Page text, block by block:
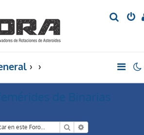
de Binarias
Buscar